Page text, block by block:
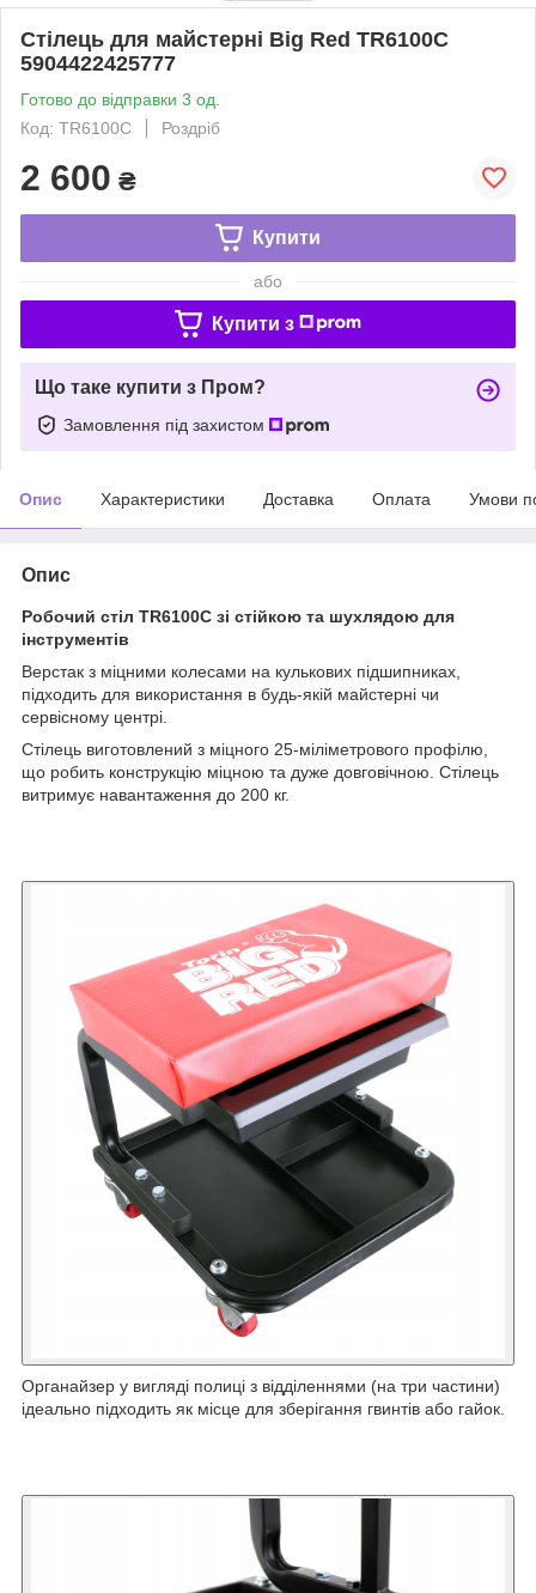
Стілець для майстерні Big Red TR6100C
5904422425777
Готово до відправки 3 од.
Код: TR6100C
Роздріб
2 600 ₴
Купити
або
Купити з
Що таке купити з Пром?
Замовлення під захистом
Опис Характеристики Доставка Оплата Умови
Опис
Робочий стіл TR6100C зі стійкою та шухлядою для
інструментів
Верстак з міцними колесами на кулькових підшипниках,
підходить для використання в будь-якій майстерні чи
сервісному центрі.
Стілець виготовлений з міцного 25-міліметрового профілю,
що робить конструкцію міцною та дуже довговічною. Стілець
витримує навантаження до 200 кг.
Органайзер у вигляді полиці з відділеннями (на три частини)
ідеально підходить як місце для зберігання гвинтів або гайок.